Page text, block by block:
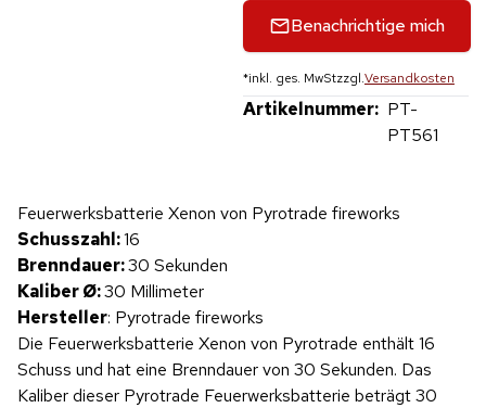
Benachrichtige mich
*inkl. ges. MwStzzgl.Versandkosten
Artikelnummer: PT-
PT561
Produktvideo
Feuerwerksbatterie Xenon von Pyrotrade fireworks
Schusszahl:16
Brenndauer:30 Sekunden
Kaliber Ø:30 Millimeter
Hersteller: Pyrotrade fireworks
Die Feuerwerksbatterie Xenon von Pyrotrade enthält 16
Schuss und hat eine Brenndauer von 30 Sekunden. Das
Kaliber dieser Pyrotrade Feuerwerksbatterie beträgt 30